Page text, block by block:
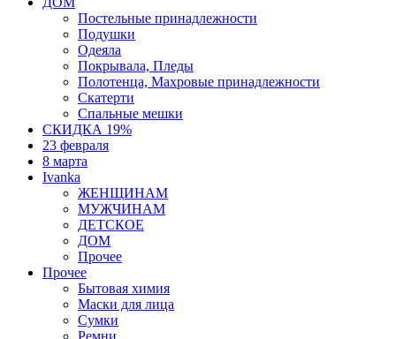
Постельные принадлежности
Подушки
Одеяла
Покрывала, Пледы
Полотенца, Махровые принадлежности
Скатерти
Спальные мешки
СКИДКА 19%
23 февраля
8 марта
Ivanka
ЖЕНЩИНАМ
МУЖЧИНАМ
ДЕТСКОЕ
ДОМ
Прочее
Прочее
Бытовая химия
Маски для лица
Сумки
Ремни